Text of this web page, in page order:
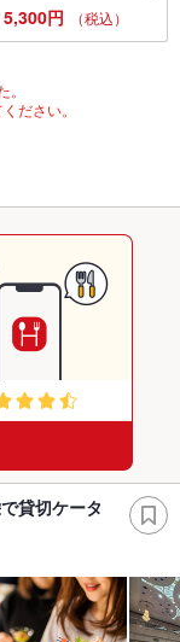
5,300円 （税込）
ださい。
貸切ケータ